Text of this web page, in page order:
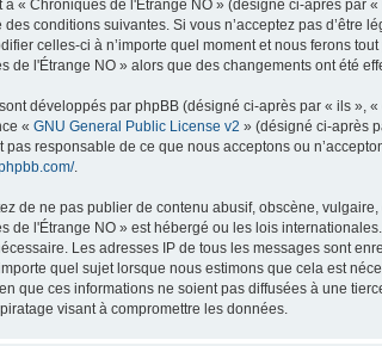
à « Chroniques de l'Étrange NO » (désigné ci-après par
conditions suivantes. Si vous n’acceptez pas d’être
celles-ci à n’importe quel moment et nous ferons
de l'Étrange NO » alors que des changements ont été
développés par phpBB (désigné ci-après par « ils »,
« GNU General Public License v2 » (désigné ci-après
pas responsable de ce que nous acceptons ou
.
de ne pas publier de contenu abusif, obscène,
de l'Étrange NO » est hébergé ou les lois
Les adresses IP de tous les messages sont
quel sujet lorsque nous estimons que cela est
que ces informations ne soient pas diffusées à une
visant à compromettre les données.